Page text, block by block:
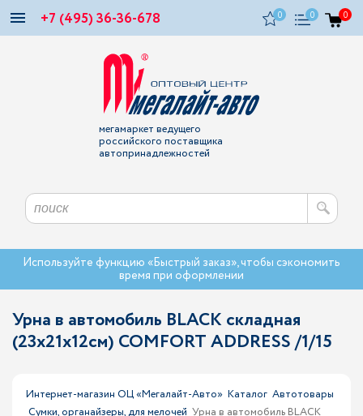
+7 (495) 36-36-678 0 0 0
мегамаркет ведущего
российского поставщика
автопринадлежностей
Используйте функцию «Быстрый заказ», чтобы сэкономить
время при оформлении
Урна в автомобиль BLACK складная
(23х21х12см) COMFORT ADDRESS /1/15
Интернет-магазин ОЦ «Мегалайт-Авто» Каталог Автотовары
Сумки, органайзеры, для мелочей Урна в автомобиль BLACK